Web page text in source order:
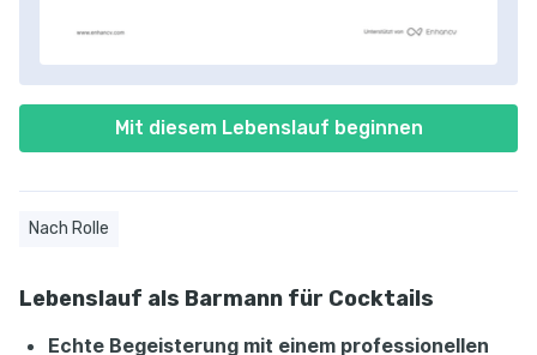
Mit diesem Lebenslauf beginnen
Nach Rolle
Lebenslauf als Barmann für Cocktails
Echte Begeisterung mit einem professionellen